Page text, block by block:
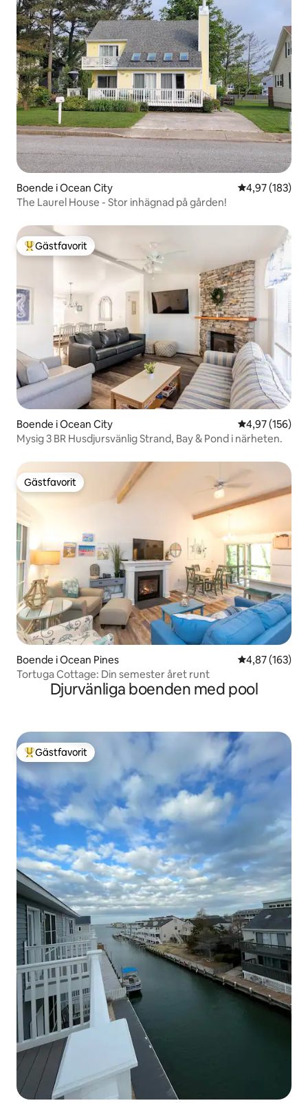
Boende i Ocean City 4,97 av 5 i
4,97 (183)
The Laurel House - Stor inhägnad på gården!
Populär gästfavorit
Gästfavorit
Boende i Ocean City 4,97 av 5 i
4,97 (156)
Mysig 3 BR Husdjursvänlig Strand, Bay & Pond i närheten.
Gästfavorit
Gästfavorit
Boende i Ocean Pines 4,87 av 5 i
4,87 (163)
Tortuga Cottage: Din semester året runt
Djurvänliga boenden med pool
Populär gästfavorit
Gästfavorit